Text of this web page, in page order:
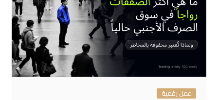
عمل رقمية